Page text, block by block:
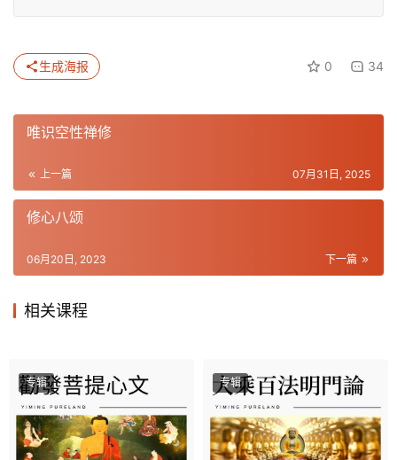
0 34
生成海报
唯识空性禅修
上一篇 07月31日, 2025
修心八颂
下一篇
06月20日, 2023
相关课程
专辑 专辑